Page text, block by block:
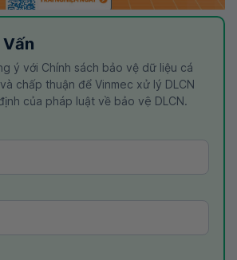
ý với Chính sách bảo vệ dữ liệu cá
chấp thuận để Vinmec xử lý DLCN
của pháp luật về bảo vệ DLCN.